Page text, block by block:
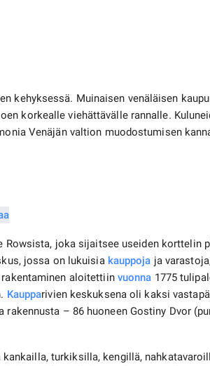
kehyksessä. Muinaisen venäläisen
korkealle viehättävälle rannalle.
Venäjän valtion muodostumisen
joka sijaitsee useiden korttelin
jossa on lukuisia kauppoja ja
aloitettiin vuonna 1775
Kaupparivien keskuksena oli kaksi
– 86 huoneen Gostiny Dvor
turkiksilla, kengillä,